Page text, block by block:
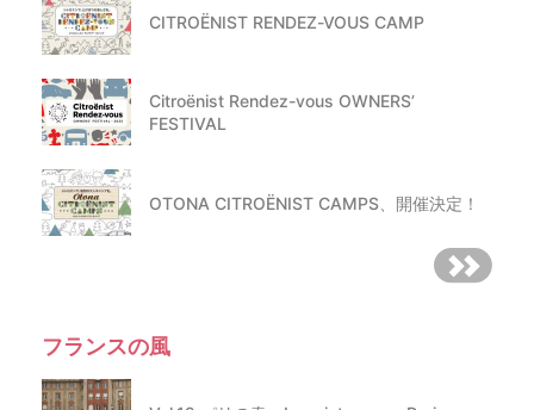
CITROËNIST RENDEZ-VOUS CAMP
Citroënist Rendez-vous OWNERS’
FESTIVAL
OTONA CITROËNIST CAMPS、開催決定！
フランスの風